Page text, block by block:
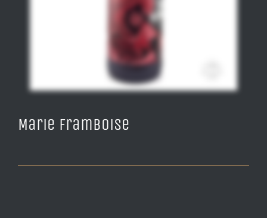
Marie Framboise